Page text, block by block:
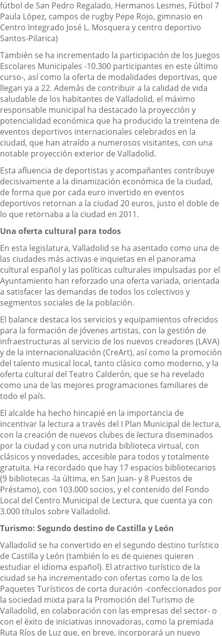
fútbol de San Pedro Regalado, Hermanos Lesmes, Fútbol 7
Paula López, campos de rugby Pepe Rojo, gimnasio en
Centro Integrado José L. Mosquera y centro deportivo
Santos-Pilarica)
También se ha incrementado la participación de los Juegos
Escolares Municipales -10.300 participantes en este último
curso-, así como la oferta de modalidades deportivas, que
llegan ya a 22. Además de contribuir a la calidad de vida
saludable de los habitantes de Valladolid, el máximo
responsable municipal ha destacado la proyección y
potencialidad económica que ha producido la treintena de
eventos deportivos internacionales celebrados en la
ciudad, que han atraído a numerosos visitantes, con una
notable proyección exterior de Valladolid.
Esta afluencia de deportistas y acompañantes contribuye
decisivamente a la dinamización económica de la ciudad,
de forma que por cada euro invertido en eventos
deportivos retornan a la ciudad 20 euros, justo el doble de
lo que retornaba a la ciudad en 2011.
Una oferta cultural para todos
En esta legislatura, Valladolid se ha asentado como una de
las ciudades más activas e inquietas en el panorama
cultural español y las políticas culturales impulsadas por el
Ayuntamiento han reforzado una oferta variada, orientada
a satisfacer las demandas de todos los colectivos y
segmentos sociales de la población.
El balance destaca los servicios y equipamientos ofrecidos
para la formación de jóvenes artistas, con la gestión de
infraestructuras al servicio de los nuevos creadores (LAVA)
y de la internacionalización (CreArt), así como la promoción
del talento musical local, tanto clásico como moderno, y la
oferta cultural del Teatro Calderón, que se ha revelado
como una de las mejores programaciones familiares de
todo el país.
El alcalde ha hecho hincapié en la importancia de
incentivar la lectura a través del I Plan Municipal de lectura,
con la creación de nuevos clubes de lectura diseminados
por la ciudad y con una nutrida biblioteca virtual, con
clásicos y novedades, accesible para todos y totalmente
gratuita. Ha recordado que hay 17 espacios bibliotecarios
(9 bibliotecas -la última, en San Juan- y 8 Puestos de
Préstamo), con 103.000 socios, y el contenido del Fondo
Local del Centro Municipal de Lectura, que cuenta ya con
3.000 títulos sobre Valladolid.
Turismo: Segundo destino de Castilla y León
Valladolid se ha convertido en el segundo destino turístico
de Castilla y León (también lo es de quienes quieren
estudiar el idioma español). El atractivo turístico de la
ciudad se ha incrementado con ofertas como la de los
Paquetes Turísticos de corta duración -confeccionados por
la sociedad mixta para la Promoción del Turismo de
Valladolid, en colaboración con las empresas del sector- o
con el éxito de iniciativas innovadoras, como la premiada
Ruta Ríos de Luz que, en breve, incorporará un nuevo